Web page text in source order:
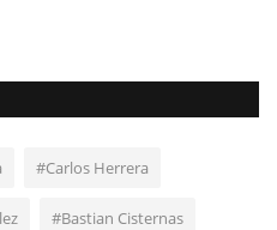
#Carlos Herrera
#Bastian Cisternas